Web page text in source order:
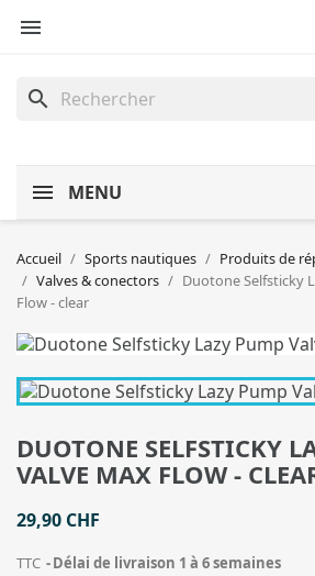

search
MENU
Accueil Sports nautiques
Produits de
Valves & conectors
Duotone Selfsticky
Flow - clear
DUOTONE SELFSTICKY
VALVE MAX FLOW -
29,90 CHF
TTC Délai de livraison 1 à 6 semaines